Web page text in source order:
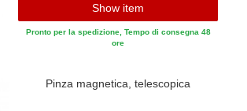
Show item
Pronto per la spedizione, Tempo di consegna 48
ore
Pinza magnetica, telescopica